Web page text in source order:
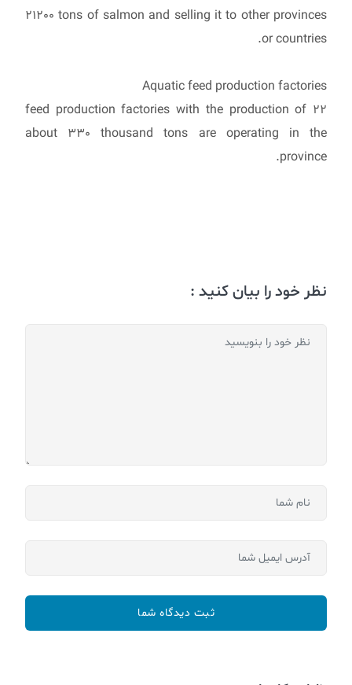
21200 tons of salmon and selling it to other provinces
or countries.
Aquatic feed production factories
22 feed production factories with the production of
about 330 thousand tons are operating in the
province.
نظر خود را بیان کنید :
ثبت دیدگاه شما